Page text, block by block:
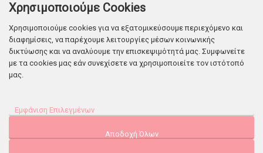
Βρείτε μας:
Powered & Designedby Infonetgroup
Χρησιμοποιούμε Cookies
Χρησιμοποιούμε cookies για να εξατομικεύσουμε περιεχόμενο και
διαφημίσεις, να παρέχουμε λειτουργίες μέσων κοινωνικής
δικτύωσης και να αναλύουμε την επισκεψιμότητά μας. Συμφωνείτε
με τα cookies μας εάν συνεχίσετε να χρησιμοποιείτε τον ιστότοπό
μας.
Εμφάνιση Επιλεγμένων
Αποδοχή Όλων